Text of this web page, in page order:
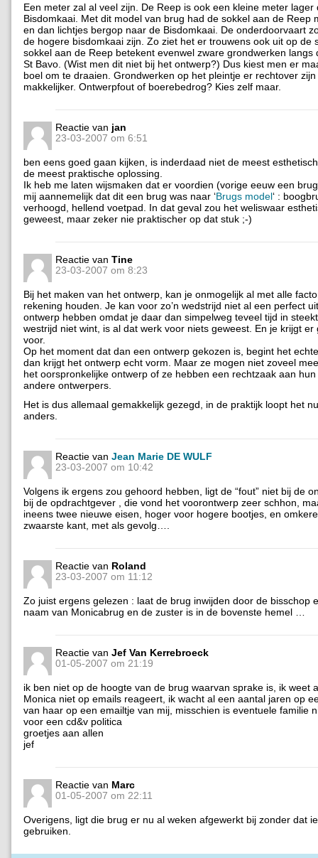
Een meter zal al veel zijn. De Reep is ook een kleine meter lager
Bisdomkaai. Met dit model van brug had de sokkel aan de Reep
en dan lichtjes bergop naar de Bisdomkaai. De onderdoorvaart
de hogere bisdomkaai zijn. Zo ziet het er trouwens ook uit op de
sokkel aan de Reep betekent evenwel zware grondwerken langs
St Bavo. (Wist men dit niet bij het ontwerp?) Dus kiest men er
boel om te draaien. Grondwerken op het pleintje er rechtover
makkelijker. Ontwerpfout of boerebedrog? Kies zelf maar.
Reactie van jan
23-03-2007 om 6:51
ben eens goed gaan kijken, is inderdaad niet de meest
de meest praktische oplossing.
Ik heb me laten wijsmaken dat er voordien (vorige eeuw een
mij aannemelijk dat dit een brug was naar ‘Brugs model‘ :
verhoogd, hellend voetpad. In dat geval zou het weliswaar
geweest, maar zeker nie praktischer op dat stuk ;-)
Reactie van Tine
23-03-2007 om 8:23
Bij het maken van het ontwerp, kan je onmogelijk al met alle
rekening houden. Je kan voor zo’n wedstrijd niet al een perfect
ontwerp hebben omdat je daar dan simpelweg teveel tijd in
westrijd niet wint, is al dat werk voor niets geweest. En je krijgt er
voor.
Op het moment dat dan een ontwerp gekozen is, begint het
dan krijgt het ontwerp echt vorm. Maar ze mogen niet zoveel
het oorspronkelijke ontwerp of ze hebben een rechtzaak aan
andere ontwerpers.
Het is dus allemaal gemakkelijk gezegd, in de praktijk loopt het
anders.
Reactie van Jean Marie DE WULF
23-03-2007 om 10:42
Volgens ik ergens zou gehoord hebben, ligt de “fout” niet bij de
bij de opdrachtgever , die vond het voorontwerp zeer schhon,
ineens twee nieuwe eisen, hoger voor hogere bootjes, en
zwaarste kant, met als gevolg….
Reactie van Roland
23-03-2007 om 11:12
Zo juist ergens gelezen : laat de brug inwijden door de bisschop
naam van Monicabrug en de zuster is in de bovenste hemel …
Reactie van Jef Van Kerrebroeck
01-05-2007 om 21:19
ik ben niet op de hoogte van de brug waarvan sprake is, ik weet
Monica niet op emails reageert, ik wacht al een aantal jaren op
van haar op een emailtje van mij, misschien is eventuele familie
voor een cd&v politica
groetjes aan allen
jef
Reactie van Marc
01-05-2007 om 22:11
Overigens, ligt die brug er nu al weken afgewerkt bij zonder dat
gebruiken.